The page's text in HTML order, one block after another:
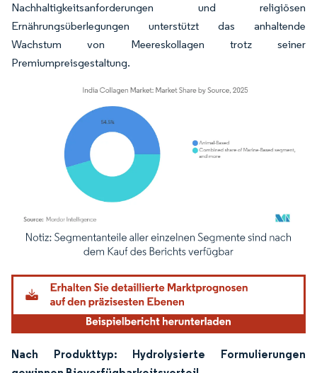
Nachhaltigkeitsanforderungen und religiösen
Ernährungsüberlegungen unterstützt das anhaltende
Wachstum von Meereskollagen trotz seiner
Premiumpreisgestaltung.
Bild © Mordor Intelligence. Wiederverwendung erfordert Namensnennung
Nach Produkttyp: Hydrolysierte Formulierungen